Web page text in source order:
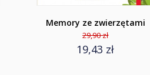
Memory ze zwierzętami
29,90 zł
19,43 zł